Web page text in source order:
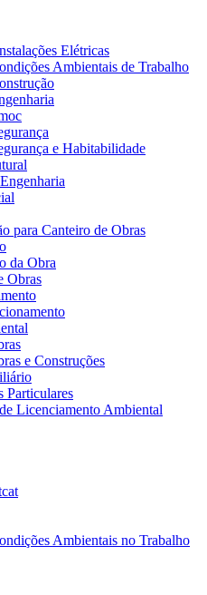
Elétricas
Ambientais de Trabalho
e Habitabilidade
para Canteiro de Obras
da Obra
Obras
e Construções
Particulares
Licenciamento Ambiental
Ambientais no Trabalho